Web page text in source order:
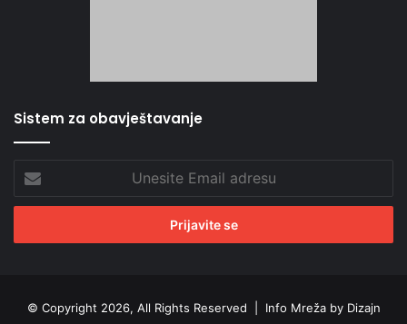
Sistem za obavještavanje
Email
adresu
© Copyright 2026, All Rights Reserved | Info Mreža by Dizajn